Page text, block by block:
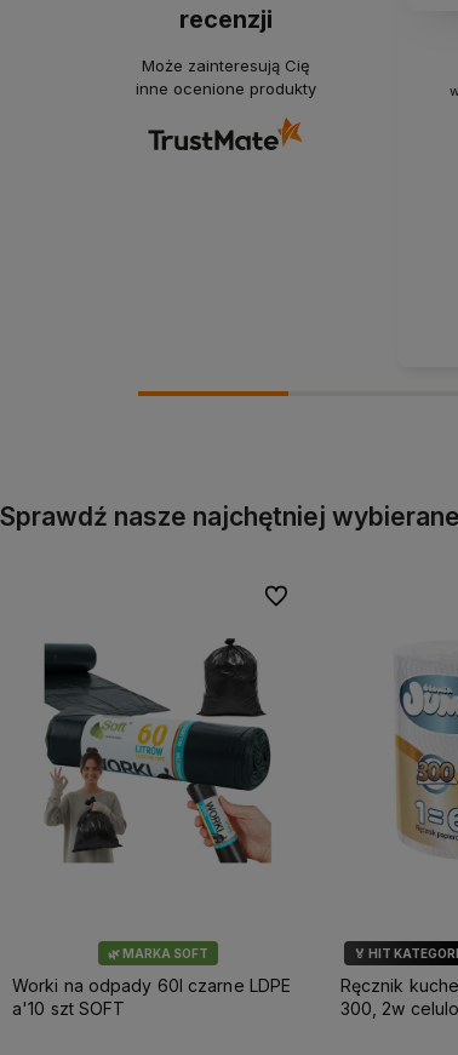
recenzji
Może zainteresują Cię
inne ocenione produkty
Sprawdź nasze najchętniej
🌿 MARKA SOFT
Worki na odpady 60l czarne LDPE
a'10 szt SOFT
Do ulubionych
🏅 HIT KATEGORII
Ręcznik
300, 2w